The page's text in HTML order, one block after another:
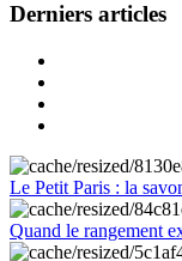
Derniers articles
Le Petit Paris : la
Quand le rangement